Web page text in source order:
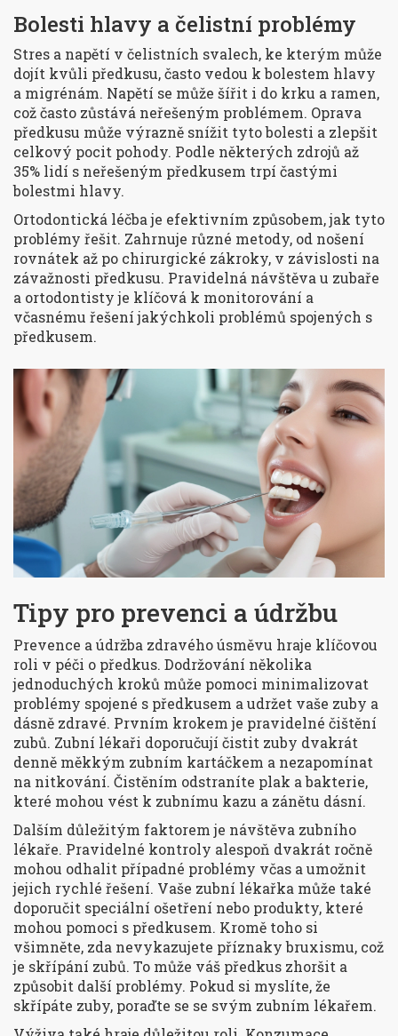
Bolesti hlavy a čelistní problémy
Stres a napětí v čelistních svalech, ke kterým může
dojít kvůli předkusu, často vedou k bolestem hlavy
a migrénám. Napětí se může šířit i do krku a ramen,
což často zůstává neřešeným problémem. Oprava
předkusu může výrazně snížit tyto bolesti a zlepšit
celkový pocit pohody. Podle některých zdrojů až
35% lidí s neřešeným předkusem trpí častými
bolestmi hlavy.
Ortodontická léčba je efektivním způsobem, jak tyto
problémy řešit. Zahrnuje různé metody, od nošení
rovnátek až po chirurgické zákroky, v závislosti na
závažnosti předkusu. Pravidelná návštěva u zubaře
a ortodontisty je klíčová k monitorování a
včasnému řešení jakýchkoli problémů spojených s
předkusem.
Tipy pro prevenci a údržbu
Prevence a údržba zdravého úsměvu hraje klíčovou
roli v péči o předkus. Dodržování několika
jednoduchých kroků může pomoci minimalizovat
problémy spojené s předkusem a udržet vaše zuby a
dásně zdravé. Prvním krokem je pravidelné čištění
zubů. Zubní lékaři doporučují čistit zuby dvakrát
denně měkkým zubním kartáčkem a nezapomínat
na nitkování. Čistěním odstraníte plak a bakterie,
které mohou vést k zubnímu kazu a zánětu dásní.
Dalším důležitým faktorem je návštěva zubního
lékaře. Pravidelné kontroly alespoň dvakrát ročně
mohou odhalit případné problémy včas a umožnit
jejich rychlé řešení. Vaše zubní lékařka může také
doporučit speciální ošetření nebo produkty, které
mohou pomoci s předkusem. Kromě toho si
všimněte, zda nevykazujete příznaky bruxismu, což
je skřípání zubů. To může váš předkus zhoršit a
způsobit další problémy. Pokud si myslíte, že
skřípáte zuby, poraďte se se svým zubním lékařem.